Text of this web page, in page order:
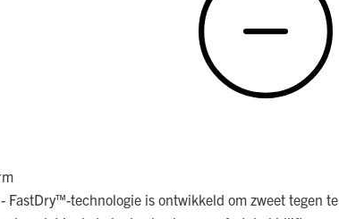
FastDry™-technologie is ontwikkeld om zweet tegen te